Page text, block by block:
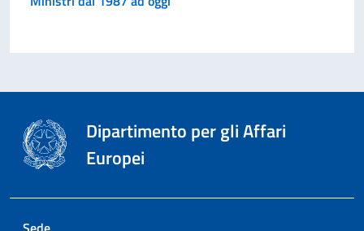
Dipartimento per gli Affari
Europei